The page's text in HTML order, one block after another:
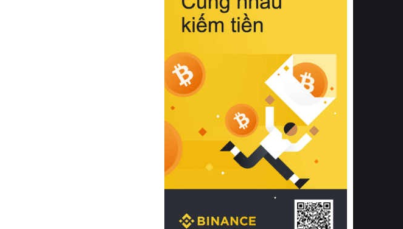
Bên cạnh đó, việc lựa chọn các dòng
sản phẩm đạt chuẩn chất lượng quốc
tế còn giúp ngăn ngừa tình trạng kích
khuẩn và nấm mốc trong điều kiện
thời tiết nóng ẩm. Bạn có thể tìm hiểu
thêm các nghiên cứu khoa học về tác
động của giấc ngủ và môi trường
phòng ngủ đối với sức khỏe con
người tại Sleep Foundation (External
Link) để có cái nhìn toàn diện hơn.
2. Các tiêu chí vàng khi lựa chọn
chăn ga gối đệm cao cấp cho phòng
ngủ
Để sở hữu một bộ chăn ga gối đệm
cao cấp hoàn hảo cả về thẩm mỹ lẫn
công năng, người tiêu dùng cần cân
nhắc kỹ lưỡng các tiêu chí quan trọng